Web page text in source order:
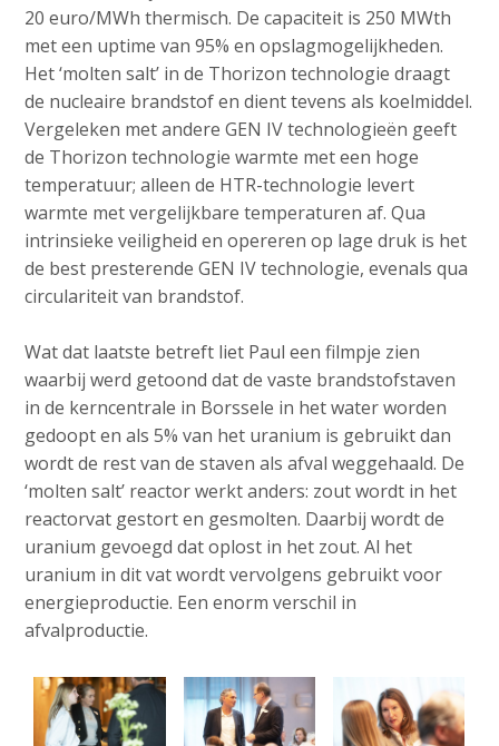
20 euro/MWh thermisch. De capaciteit is 250 MWth
met een uptime van 95% en opslagmogelijkheden.
Het ‘molten salt’ in de Thorizon technologie draagt
de nucleaire brandstof en dient tevens als koelmiddel.
Vergeleken met andere GEN IV technologieën geeft
de Thorizon technologie warmte met een hoge
temperatuur; alleen de HTR-technologie levert
warmte met vergelijkbare temperaturen af. Qua
intrinsieke veiligheid en opereren op lage druk is het
de best presterende GEN IV technologie, evenals qua
circulariteit van brandstof.
Wat dat laatste betreft liet Paul een filmpje zien
waarbij werd getoond dat de vaste brandstofstaven
in de kerncentrale in Borssele in het water worden
gedoopt en als 5% van het uranium is gebruikt dan
wordt de rest van de staven als afval weggehaald. De
‘molten salt’ reactor werkt anders: zout wordt in het
reactorvat gestort en gesmolten. Daarbij wordt de
uranium gevoegd dat oplost in het zout. Al het
uranium in dit vat wordt vervolgens gebruikt voor
energieproductie. Een enorm verschil in
afvalproductie.